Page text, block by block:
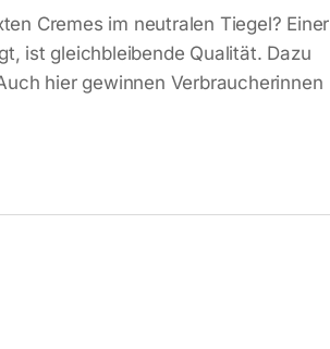
Cremes im neutralen Tiegel? Einer
ist gleichbleibende Qualität. Dazu
hier gewinnen Verbraucherinnen